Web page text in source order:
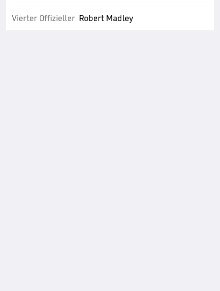
Vierter Offizieller Robert Madley